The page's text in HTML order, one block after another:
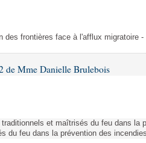
des frontières face à l'afflux migratoire
de Mme Danielle Brulebois
et maîtrisés du feu dans la
du feu dans la prévention des